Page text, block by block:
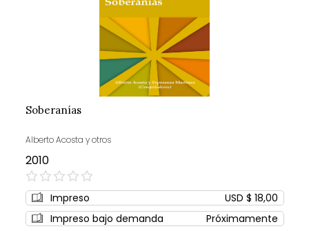
Soberanías
Alberto Acosta y otros
2010
0%
Impreso
USD $ 18,00
Impreso bajo demanda
Próximamente